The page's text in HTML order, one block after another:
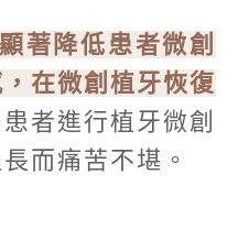
著降低患者微創
在微創植牙恢復
患者進行植牙微創
而痛苦不堪。